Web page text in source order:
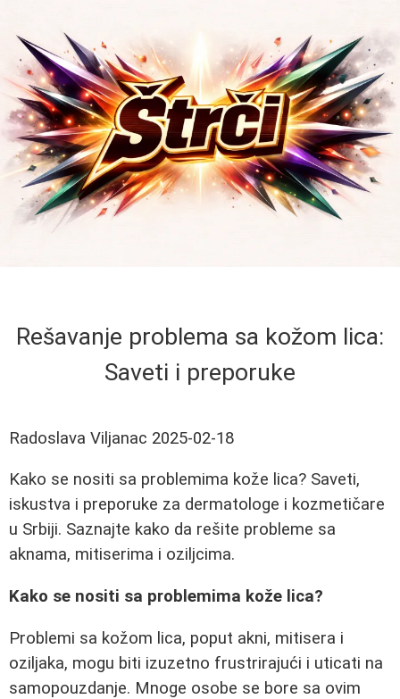
Rešavanje problema sa kožom lica:
Saveti i preporuke
Radoslava Viljanac 2025-02-18
Kako se nositi sa problemima kože lica? Saveti,
iskustva i preporuke za dermatologe i kozmetičare
u Srbiji. Saznajte kako da rešite probleme sa
aknama, mitiserima i oziljcima.
Kako se nositi sa problemima kože lica?
Problemi sa kožom lica, poput akni, mitisera i
oziljaka, mogu biti izuzetno frustrirajući i uticati na
samopouzdanje. Mnoge osobe se bore sa ovim